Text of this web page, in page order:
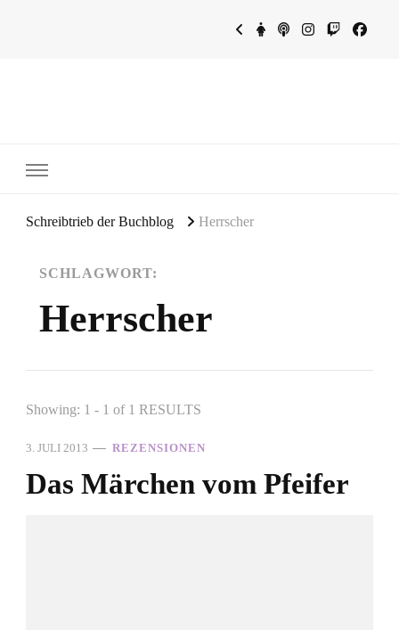
Schreibtrieb der Buchblog Herrscher
SCHLAGWORT:
Herrscher
Showing: 1 - 1 of 1 RESULTS
3. JULI 2013 REZENSIONEN
Das Märchen vom Pfeifer